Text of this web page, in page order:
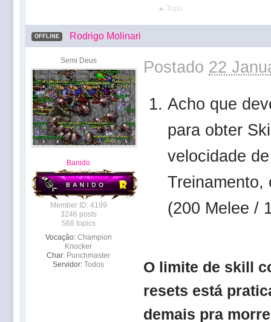
Topo
OFFLINE Rodrigo Molinari
Semi Deus
Banido
Member ID: 4199
3246 posts
568 topics
Vocação: Champion
Knocker
Char: Punchmaster
Servidor: Todos
Postado 22
Acho que
para obter
velocidade
Treinamento,
(200 Melee /
O limite de skill
resets está
demais pra